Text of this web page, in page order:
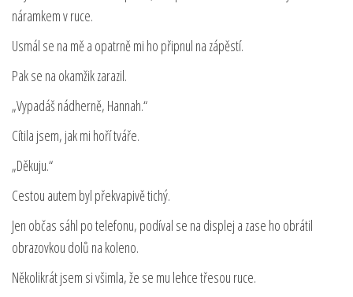
náramkem v ruce.
Usmál se na mě a opatrně mi ho připnul na zápěstí.
Pak se na okamžik zarazil.
„Vypadáš nádherně, Hannah.“
Cítila jsem, jak mi hoří tváře.
„Děkuju.“
Cestou autem byl překvapivě tichý.
Jen občas sáhl po telefonu, podíval se na displej a zase ho obrátil
obrazovkou dolů na koleno.
Několikrát jsem si všimla, že se mu lehce třesou ruce.